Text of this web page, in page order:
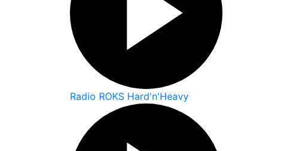
Radio ROKS Hard'n'Heavy